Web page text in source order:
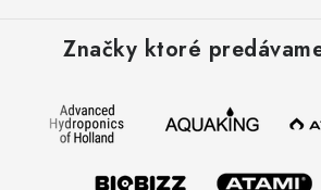
Značky ktoré